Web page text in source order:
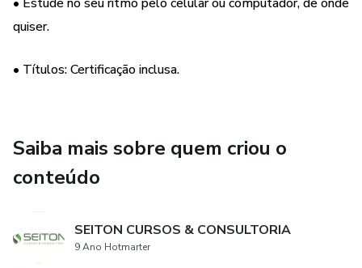
incluso.
aprovação!
quiser.
• Títulos: Certificação inclusa.
Saiba mais sobre quem criou o
conteúdo
SEITON CURSOS & CONSULTORIA
9 Ano Hotmarter